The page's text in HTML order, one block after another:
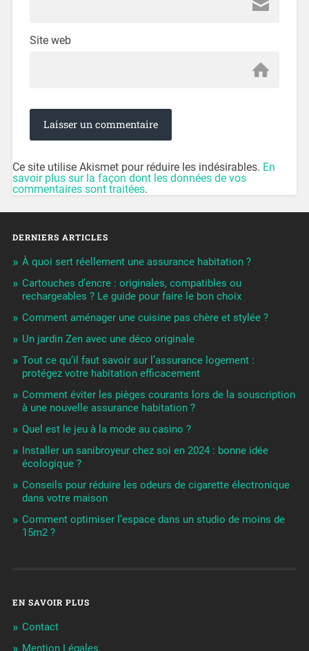
Site web
Ce site utilise Akismet pour réduire les indésirables. En
savoir plus sur la façon dont les données de vos
commentaires sont traitées.
DERNIERS ARTICLES
À quoi sert réellement une assurance habitation ?
Cartouches d’encre : originales, compatibles ou
rechargeables ? Le guide pour faire le bon choix
Comment aménager une cuisine pas chère et stylée ?
Un jardin Zen avec une déco originale
Tout ce qu’il faut savoir sur l’assurance logement :
protégez votre habitation efficacement
Comment éviter les pièges courants lors de la souscription
à une nouvelle assurance habitation ?
Quel est le jeu à la mode au casino ?
Installer un sanibroyeur chez soi en 2024 : bonne idée
écologique ?
Conseils pour réduire les odeurs de cigarette électronique
dans votre maison
Comment optimiser l’espace dans un studio de moins de
15m2 ?
EN SAVOIR PLUS
Contact
Mention Légales